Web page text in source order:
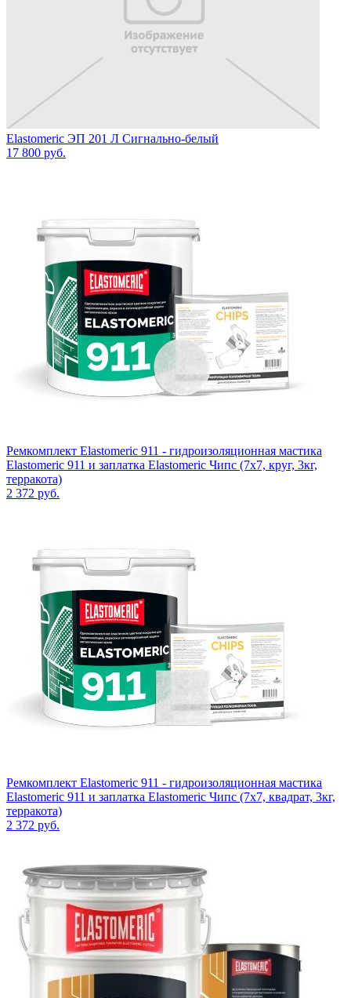
Elastomeric ЭП 201 Л Сигнально-белый
17 800 руб.
Ремкомплект Elastomeric 911 - гидроизоляционная мастика
Elastomeric 911 и заплатка Elastomeric Чипс (7х7, круг, 3кг,
терракота)
2 372 руб.
Ремкомплект Elastomeric 911 - гидроизоляционная мастика
Elastomeric 911 и заплатка Elastomeric Чипс (7х7, квадрат, 3кг,
терракота)
2 372 руб.